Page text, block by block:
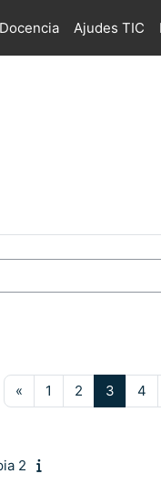
Ajudes TIC
«Pàgina anterior
1 Pàgina 1
2Pàgina 2
3Pàgina 3
4
2